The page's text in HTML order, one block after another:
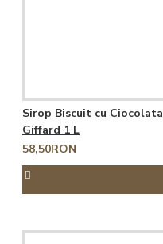
Sirop Biscuit cu Ciocolata
Giffard 1 L
58,50RON